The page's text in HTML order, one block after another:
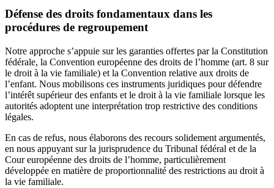
Défense des droits fondamentaux dans les
procédures de regroupement
Notre approche s’appuie sur les garanties offertes par la Constitution
fédérale, la Convention européenne des droits de l’homme (art. 8 sur
le droit à la vie familiale) et la Convention relative aux droits de
l’enfant. Nous mobilisons ces instruments juridiques pour défendre
l’intérêt supérieur des enfants et le droit à la vie familiale lorsque les
autorités adoptent une interprétation trop restrictive des conditions
légales.
En cas de refus, nous élaborons des recours solidement argumentés,
en nous appuyant sur la jurisprudence du Tribunal fédéral et de la
Cour européenne des droits de l’homme, particulièrement
développée en matière de proportionnalité des restrictions au droit à
la vie familiale.